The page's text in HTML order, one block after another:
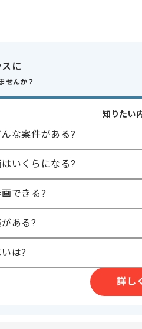
ステム開発要件定義経験
スキル
保業務経験
キルに不安がある方へ
条件
に
せんか？
知りたい
な案件がある?
いくらになる?
できる?
ある?
は?
詳し